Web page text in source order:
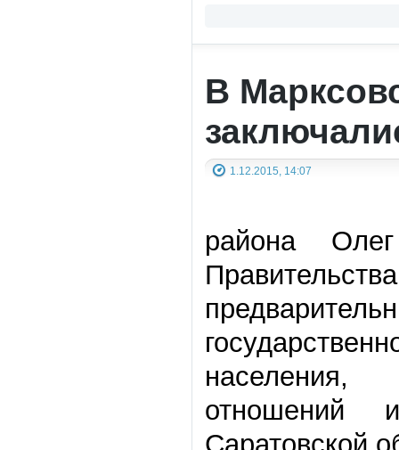
В
1.12.2015, 14:07
района
населения,
отношений